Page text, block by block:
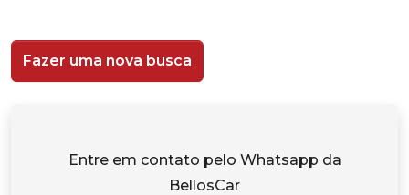
Fazer uma nova busca
Entre em contato pelo Whatsapp da
BellosCar